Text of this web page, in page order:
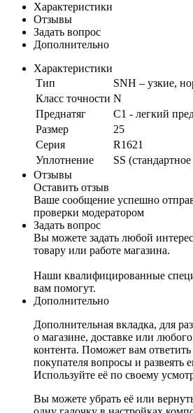
Характеристики
Отзывы
Задать вопрос
Дополнительно
Характеристики
Тип
SNH – узкие,
Класс точности N
Преднатяг
C1 - легкий
Размер
25
Серия
R1621
Уплотнение
SS
Отзывы
Оставить отзыв
Ваше сообщение успешно
проверки модератором
Задать вопрос
Вы можете задать любой
товару или работе магазина.
Наши квалифицированные
вам помогут.
Дополнительно
Дополнительная вкладка, для
о магазине, доставке или
контента. Поможет вам
покупателя вопросы и развеять
Используйте её по своему
Вы можете убрать её или